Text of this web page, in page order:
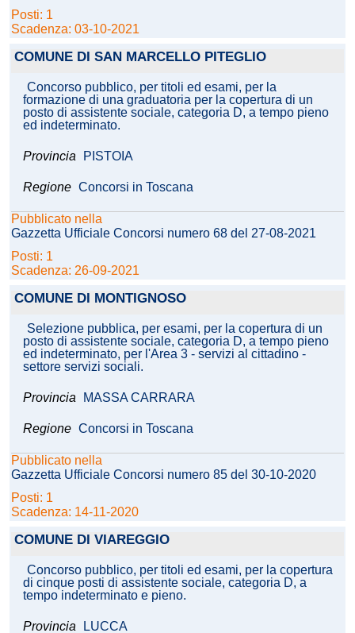
Posti: 1
Scadenza: 03-10-2021
COMUNE DI SAN MARCELLO PITEGLIO
Concorso pubblico, per titoli ed esami, per la
formazione di una graduatoria per la copertura di un
posto di assistente sociale, categoria D, a tempo pieno
ed indeterminato.
Provincia PISTOIA
Regione Concorsi in Toscana
Pubblicato nella
Gazzetta Ufficiale Concorsi numero 68 del 27-08-2021
Posti: 1
Scadenza: 26-09-2021
COMUNE DI MONTIGNOSO
Selezione pubblica, per esami, per la copertura di un
posto di assistente sociale, categoria D, a tempo pieno
ed indeterminato, per l'Area 3 - servizi al cittadino -
settore servizi sociali.
Provincia MASSA CARRARA
Regione Concorsi in Toscana
Pubblicato nella
Gazzetta Ufficiale Concorsi numero 85 del 30-10-2020
Posti: 1
Scadenza: 14-11-2020
COMUNE DI VIAREGGIO
Concorso pubblico, per titoli ed esami, per la copertura
di cinque posti di assistente sociale, categoria D, a
tempo indeterminato e pieno.
Provincia LUCCA